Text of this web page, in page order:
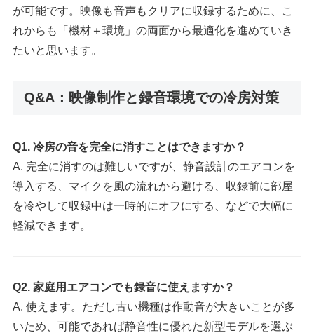
が可能です。映像も音声もクリアに収録するために、こ
れからも「機材＋環境」の両面から最適化を進めていき
たいと思います。
Q&A：映像制作と録音環境での冷房対策
Q1. 冷房の音を完全に消すことはできますか？
A. 完全に消すのは難しいですが、静音設計のエアコンを
導入する、マイクを風の流れから避ける、収録前に部屋
を冷やして収録中は一時的にオフにする、などで大幅に
軽減できます。
Q2. 家庭用エアコンでも録音に使えますか？
A. 使えます。ただし古い機種は作動音が大きいことが多
いため、可能であれば静音性に優れた新型モデルを選ぶ